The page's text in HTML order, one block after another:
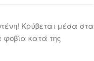
Κρύβεται μέσα στα
φοβία κατά της